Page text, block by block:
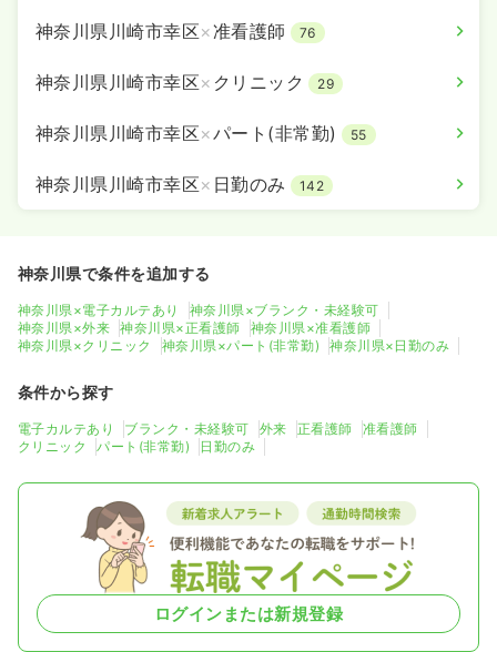
神奈川県川崎市幸区×准看護師 76
神奈川県川崎市幸区× クリニック 29
神奈川県川崎市幸区×パート(非常勤) 55
神奈川県川崎市幸区× 日勤のみ 142
神奈川県で条件を追加する
神奈川県×電子カルテあり
神奈川県×ブランク・未経験可
神奈川県×外来
神奈川県×正看護師
神奈川県×准看護師
神奈川県×クリニック
神奈川県×パート(非常勤) 神奈川県×日勤のみ
条件から探す
電子カルテあり ブランク・未経験可 外来 正看護師
准看護師
クリニック
パート(非常勤) 日勤のみ
ログインまたは新規登録